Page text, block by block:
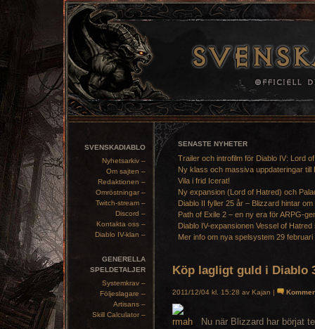
SVENSKADIABLO
Nyhetsarkiv –
Om sajten –
Redaktionen –
Omröstningar –
Twitch-stream –
Discord –
Kontakta oss –
Diablo IV-klan –
GENERELLA
SPELDETALJER
Systemkrav –
Följeslagare –
Artisans –
Skill Calculator –
SENASTE NYHETER
Trailer och introfilm för Diablo IV: Lord
Ny klass och massiva uppdateringar till
Vila i frid Icerat!
Ny expansion (Lord of Hatred) och
Diablo II fyller 25 år – Blizzard hintar om
Path of Exile 2 – en ny era för ARPG-
Diablo IV-expansionen Vessel of
Mer info om nya spelsystem 29 februari
Köp lagligt guld i Diablo
2011/12/04 kl. 15:28 av Kajan |
Nu när Blizzard har börjat